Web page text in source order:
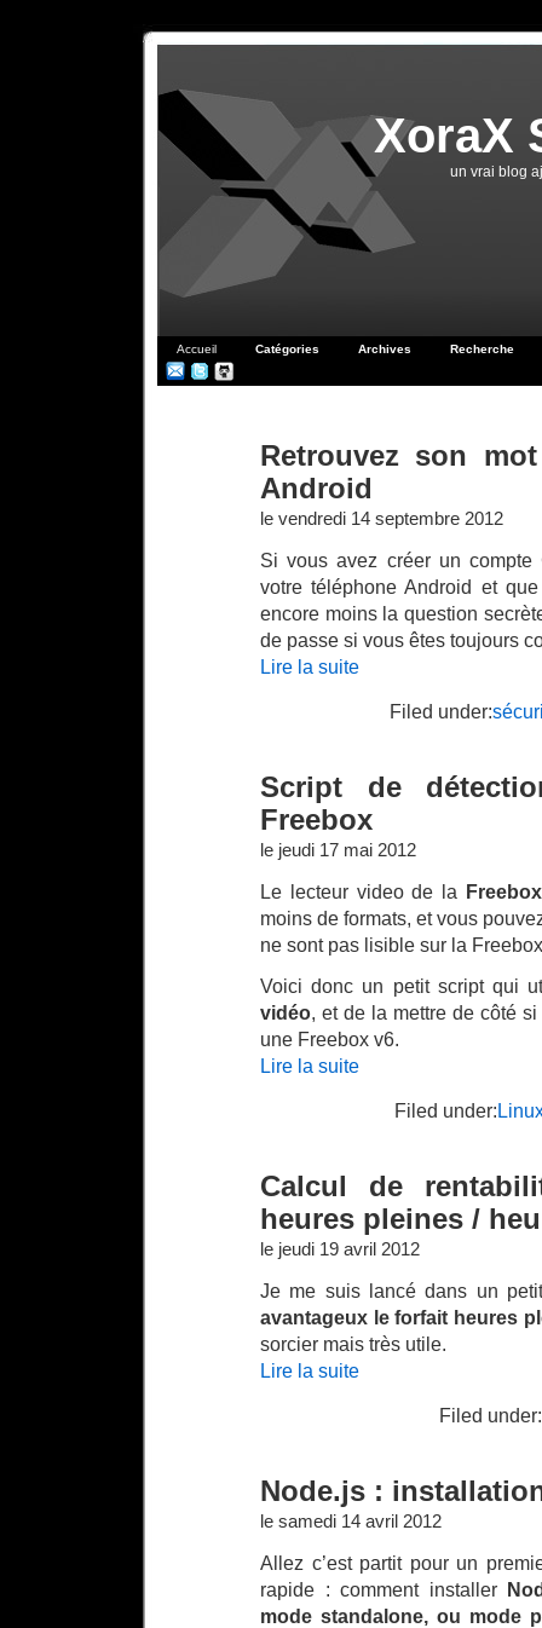
XoraX
un vrai blog
Accueil Catégories Archives Recherche
Retrouvez son
Android
le vendredi 14 septembre 2012
Si vous avez créer un compte
votre téléphone Android et
encore moins la question
de passe si vous êtes toujours
Lire la suite
Filed under:
Script de
Freebox
le jeudi 17 mai 2012
Le lecteur video de la Freebox
moins de formats, et vous
ne sont pas lisible sur la
Voici donc un petit script qui
vidéo, et de la mettre de côté
une Freebox v6.
Lire la suite
Filed under:
Calcul de
heures pleines /
le jeudi 19 avril 2012
Je me suis lancé dans un
avantageux le forfait heures
sorcier mais très utile.
Lire la suite
Filed under:
Node.js :
le samedi 14 avril 2012
Allez c’est partit pour un
rapide : comment installer
mode standalone, ou mode